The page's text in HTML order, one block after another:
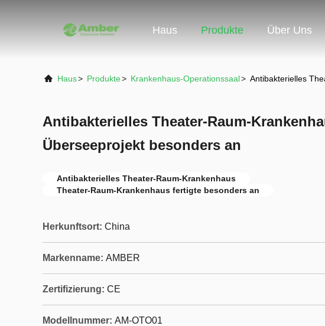
Haus Produkte Über Uns
Haus> Produkte> Krankenhaus-Operationssaal> Antibakterielles
Antibakterielles Theater-Raum-
Überseeprojekt besonders an
Antibakterielles Theater-Raum-Krankenhaus
Theater-Raum-Krankenhaus fertigte besonders an
Herkunftsort: China
Markenname: AMBER
Zertifizierung: CE
Modellnummer: AM-OTO01